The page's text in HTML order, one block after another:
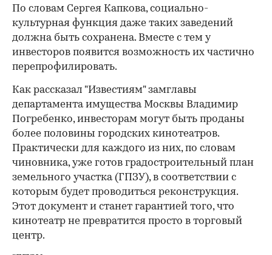
По словам Сергея Капкова, социально-
культурная функция даже таких заведений
должна быть сохранена. Вместе с тем у
инвесторов появится возможность их частично
перепрофилировать.
Как рассказал "Известиям" замглавы
департамента имущества Москвы Владимир
Погребенко, инвесторам могут быть проданы
более половины городских кинотеатров.
Практически для каждого из них, по словам
чиновника, уже готов градостроительный план
земельного участка (ГПЗУ), в соответствии с
которым будет проводиться реконструкция.
Этот документ и станет гарантией того, что
кинотеатр не превратится просто в торговый
центр.